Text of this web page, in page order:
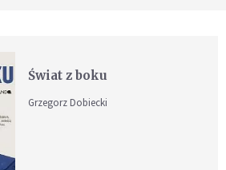
Świat z boku
Grzegorz Dobiecki